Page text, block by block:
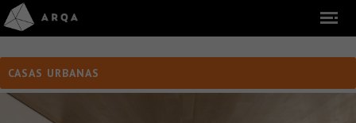
CASAS URBANAS